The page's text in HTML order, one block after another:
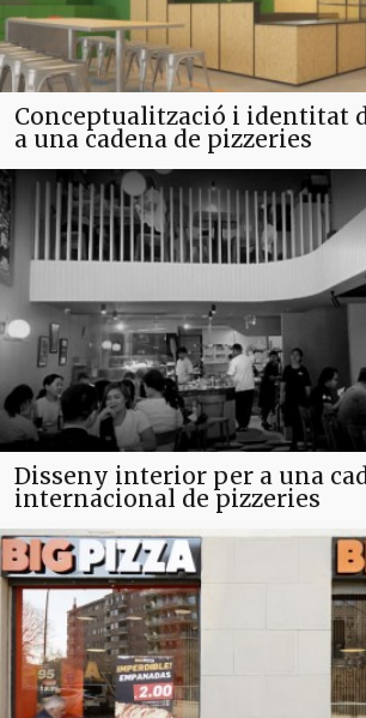
Conceptualització i identitat
a una cadena de pizzeries
Disseny interior per a una
internacional de pizzeries